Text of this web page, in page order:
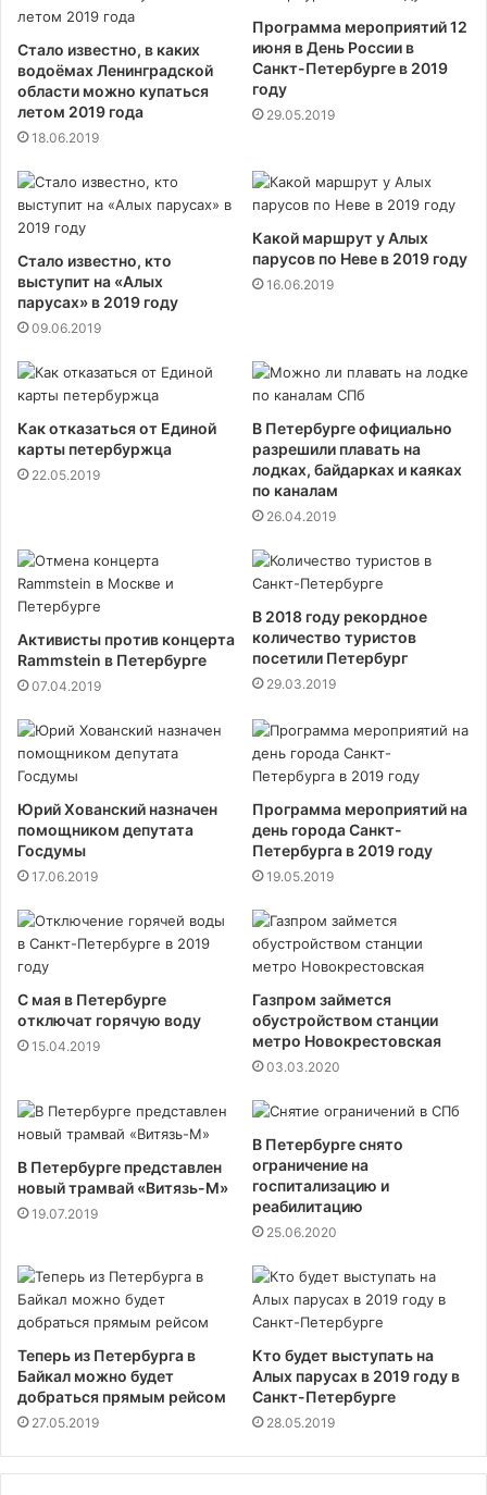
Стало известно, в каких
водоёмах Ленинградской
области можно купаться
летом 2019 года
18.06.2019
Программа мероприятий 12
июня в День России в
Санкт-Петербурге в 2019
году
29.05.2019
Стало известно, кто
выступит на «Алых
парусах» в 2019 году
09.06.2019
Какой маршрут у Алых
парусов по Неве в 2019 году
16.06.2019
Как отказаться от Единой
карты петербуржца
22.05.2019
В Петербурге официально
разрешили плавать на
лодках, байдарках и каяках
по каналам
26.04.2019
Активисты против концерта
Rammstein в Петербурге
07.04.2019
В 2018 году рекордное
количество туристов
посетили Петербург
29.03.2019
Юрий Хованский назначен
помощником депутата
Госдумы
17.06.2019
Программа мероприятий на
день города Санкт-
Петербурга в 2019 году
19.05.2019
С мая в Петербурге
отключат горячую воду
15.04.2019
Газпром займется
обустройством станции
метро Новокрестовская
03.03.2020
В Петербурге представлен
новый трамвай «Витязь-М»
19.07.2019
В Петербурге снято
ограничение на
госпитализацию и
реабилитацию
25.06.2020
Теперь из Петербурга в
Байкал можно будет
добраться прямым рейсом
27.05.2019
Кто будет выступать на
Алых парусах в 2019 году в
Санкт-Петербурге
28.05.2019